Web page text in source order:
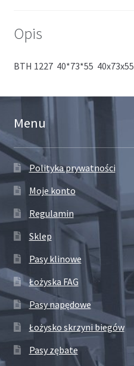
Opis
BTH 1227 40*73*55 40x73x55
Menu
Polityka prywatności
Moje konto
Regulamin
Sklep
Pasy klinowe
Łożyska FAG
Pasy napędowe
Łożysko skrzyni biegów
Pasy zębate